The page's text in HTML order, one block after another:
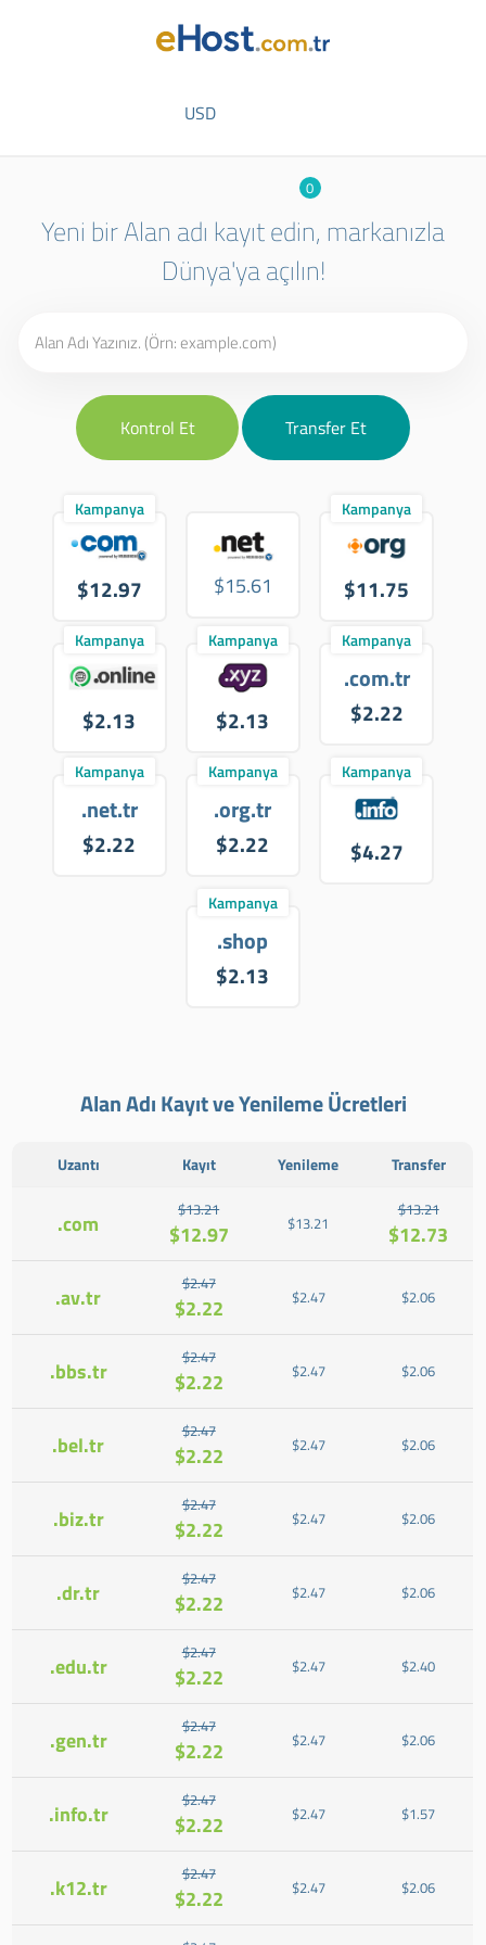
USD
0
Yeni bir Alan adı kayıt edin, markanızla
Dünya'ya açılın!
Kontrol Et Transfer Et
Kampanya
$12.97 $15.61
Kampanya
$11.75
Kampanya
$2.13
Kampanya
$2.13
Kampanya
.com.tr
$2.22
Kampanya
.net.tr
$2.22
Kampanya
.org.tr
$2.22
Kampanya
$4.27
Kampanya
.shop
$2.13
Alan Adı Kayıt ve Yenileme Ücretleri
Uzantı Kayıt Yenileme Transfer
.com $13.21
$12.97 $13.21
$13.21
$12.73
.av.tr $2.47
$2.22 $2.47 $2.06
.bbs.tr $2.47
$2.22 $2.47 $2.06
.bel.tr $2.47
$2.22 $2.47 $2.06
.biz.tr $2.47
$2.22 $2.47 $2.06
.dr.tr $2.47
$2.22 $2.47 $2.06
.edu.tr $2.47
$2.22 $2.47 $2.40
.gen.tr $2.47
$2.22 $2.47 $2.06
.info.tr $2.47
$2.22 $2.47 $1.57
.k12.tr $2.47
$2.22 $2.47 $2.06